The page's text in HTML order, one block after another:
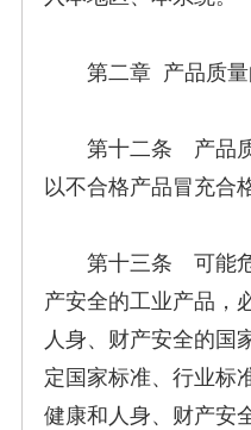
第二章 产品质量
第十二条 产品质
以不合格产品冒充合
第十三条 可能危
产安全的工业产品，
人身、财产安全的国
定国家标准、行业标
健康和人身、财产安